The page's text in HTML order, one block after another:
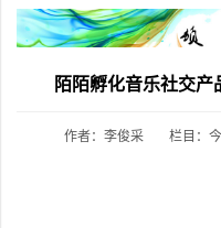
陌陌孵化音乐社交
作者：李俊采 栏目：